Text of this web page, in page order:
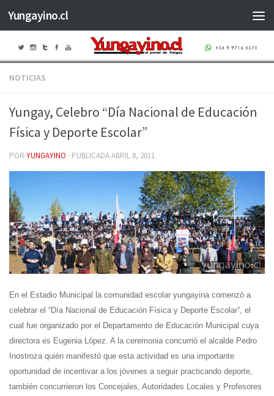
Saltar al contenido
Yungayino.cl
NOTICIAS
Yungay, Celebro “Día Nacional de Educación
Física y Deporte Escolar”
POR YUNGAYINO · PUBLICADAABRIL 8, 2011
En el Estadio Municipal la comunidad escolar yungayina comenzó a
celebrar el “Día Nacional de Educación Física y Deporte Escolar”, el
cual fue organizado por el Departamento de Educación Municipal cuya
directora es Eugenia López. A la ceremonia concurrió el alcalde Pedro
Inostroza quién manifestó que esta actividad es una importante
oportunidad de incentivar a los jóvenes a seguir practicando deporte,
también concurrieron los Concejales, Autoridades Locales y Profesores